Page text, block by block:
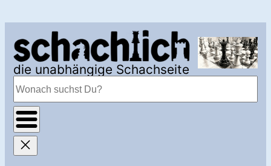
springen
die unabhängige Schachseite
Suchen